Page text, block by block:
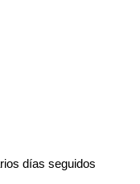
días seguidos